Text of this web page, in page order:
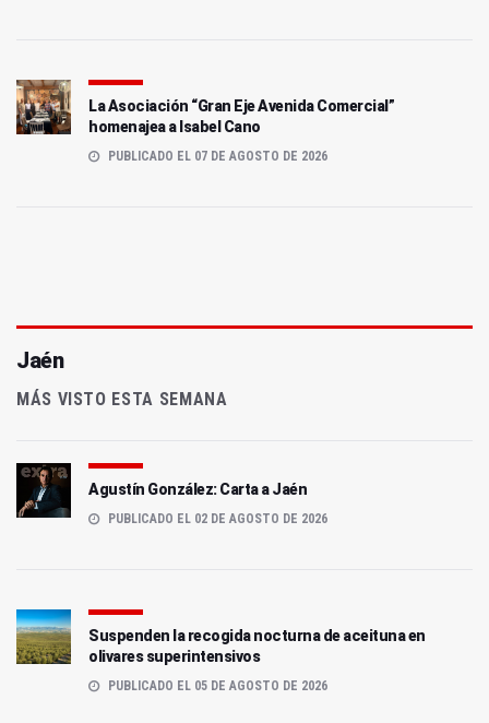
La Asociación “Gran Eje Avenida Comercial”
homenajea a Isabel Cano
PUBLICADO EL 07 DE AGOSTO DE 2026
Jaén
MÁS VISTO ESTA SEMANA
Agustín González: Carta a Jaén
PUBLICADO EL 02 DE AGOSTO DE 2026
Suspenden la recogida nocturna de aceituna en
olivares superintensivos
PUBLICADO EL 05 DE AGOSTO DE 2026